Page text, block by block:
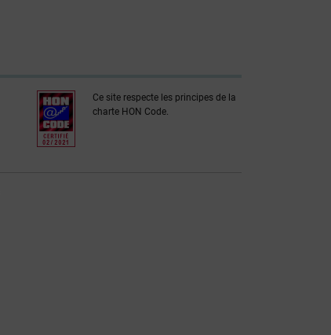
Ce site respecte les principes de la
charte HON Code.